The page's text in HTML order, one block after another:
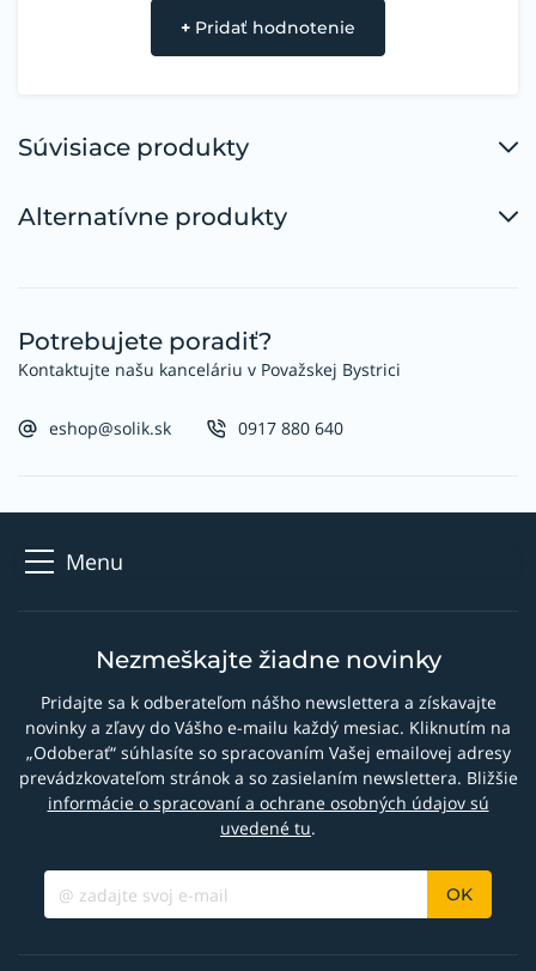
+ Pridať hodnotenie
Súvisiace produkty
Alternatívne produkty
Potrebujete poradiť?
Kontaktujte našu kanceláriu v Považskej Bystrici
eshop@solik.sk 0917 880 640
Menu
Nezmeškajte žiadne novinky
Pridajte sa k odberateľom nášho newslettera a získavajte
novinky a zľavy do Vášho e-mailu každý mesiac. Kliknutím na
„Odoberať“ súhlasíte so spracovaním Vašej emailovej adresy
prevádzkovateľom stránok a so zasielaním newslettera. Bližšie
informácie o spracovaní a ochrane osobných údajov sú
uvedené tu.
OK